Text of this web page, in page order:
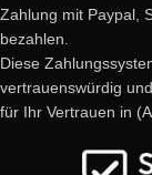
Zahlung mit Paypal,
bezahlen.
Diese
vertrauenswürdig
für Ihr Vertrauen in